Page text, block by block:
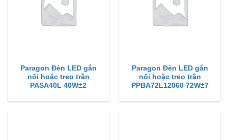
Paragon Đèn LED gắn
nổi hoặc treo trần
PASA40L 40W±2
Paragon Đèn LED gắn
nổi hoặc treo trần
PPBA72L12060 72W±7